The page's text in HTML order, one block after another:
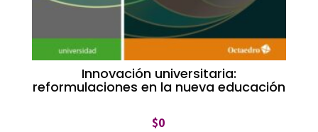
Innovación universitaria:
reformulaciones en la nueva educación
$0